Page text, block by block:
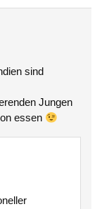
sind
Jungen
essen